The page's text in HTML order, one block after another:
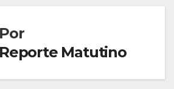
Por
Reporte Matutino